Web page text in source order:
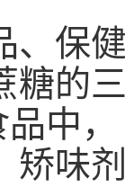
、保
糖的
中，
矫味